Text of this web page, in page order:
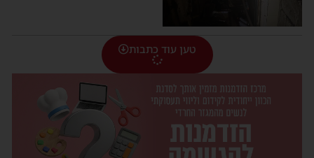
טען עוד כתבות